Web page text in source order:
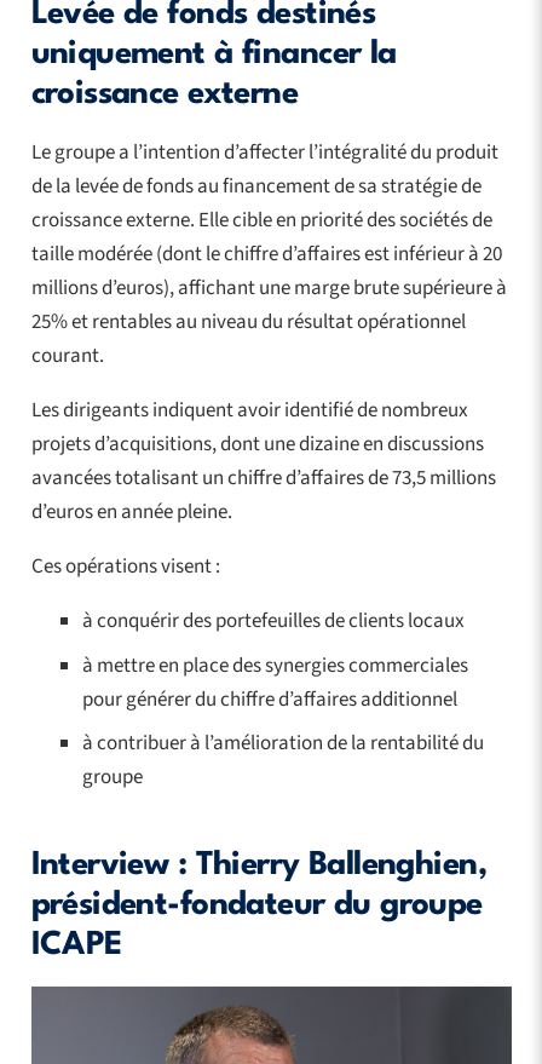
Levée de fonds destinés
uniquement à financer la
croissance externe
Le groupe a l’intention d’affecter l’intégralité du produit
de la levée de fonds au financement de sa stratégie de
croissance externe. Elle cible en priorité des sociétés de
taille modérée (dont le chiffre d’affaires est inférieur à 20
millions d’euros), affichant une marge brute supérieure à
25% et rentables au niveau du résultat opérationnel
courant.
Les dirigeants indiquent avoir identifié de nombreux
projets d’acquisitions, dont une dizaine en discussions
avancées totalisant un chiffre d’affaires de 73,5 millions
d’euros en année pleine.
Ces opérations visent :
à conquérir des portefeuilles de clients locaux
à mettre en place des synergies commerciales
pour générer du chiffre d’affaires additionnel
à contribuer à l’amélioration de la rentabilité du
groupe
Interview : Thierry Ballenghien,
président-fondateur du groupe
ICAPE